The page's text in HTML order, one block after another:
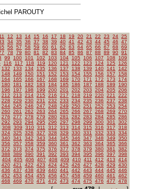
PAROUTY
11 12 13 14 15 16 17 18 19 20 21 22 23 24 25
34 35 36 37 38 39 40 41 42 43 44 45 46
47
56 57 58 59 60 61 62 63 64 65 66 67 68
69
78 79 80 81 82 83 84 85 86 87 88 89 90 91
99 100 101 102 103 104 105 106 107 108
109
116 117 118 119 120 121 122 123 124 125
126
132 133 134 135 136 137 138 139 140 141
142
148 149 150 151 152 153 154 155 156 157
158
164 165 166 167 168 169 170 171 172 173
174
180 181 182 183 184 185 186 187 188 189
190
196 197 198 199 200 201 202 203 204 205
206
212 213 214 215 216 217 218 219 220 221
222
228 229 230 231 232 233 234 235 236 237
238
244 245 246 247 248 249 250 251 252 253
254
260 261 262 263 264 265 266 267 268 269
270
276 277 278 279 280 281 282 283 284 285
286
292 293 294 295 296 297 298 299 300 301
302
308 309 310 311 312 313 314 315 316 317
318
324 325 326 327 328 329 330 331 332 333
334
340 341 342 343 344 345 346 347 348 349
350
356 357 358 359 360 361 362 363 364 365
366
372 373 374 375 376 377 378 379 380 381
382
388 389 390 391 392 393 394 395 396 397
398
404 405 406 407 408 409 410 411 412 413
414
420 421 422 423 424 425 426 427 428 429
430
436 437 438 439 440 441 442 443 444 445
446
452 453 454 455 456 457 458 459 460 461
462
468 469 470 471 472 473 474 475 476 477 478